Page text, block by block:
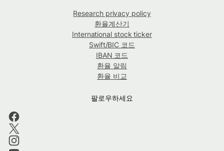
Research privacy policy
환율계산기
International stock ticker
Swift/BIC 코드
IBAN 코드
환율 알림
환율 비교
팔로우하세요